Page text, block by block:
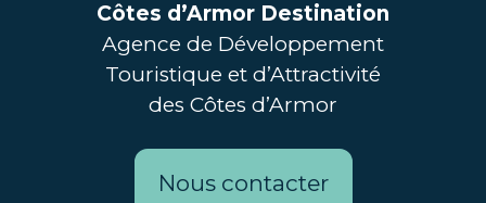
Côtes d’Armor Destination
Agence de Développement
Touristique et d’Attractivité
des Côtes d’Armor
Nous contacter